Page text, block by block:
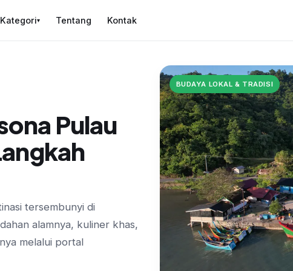
Kategori▾ Tentang Kontak
Pulau
tersembunyi di
alamnya, kuliner khas,
melalui portal
BUDAYA LOKAL & TRADISI